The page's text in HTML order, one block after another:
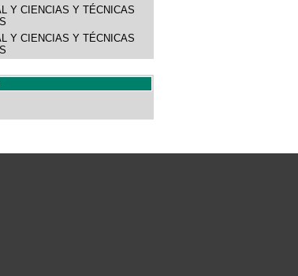
Y CIENCIAS Y TÉCNICAS
Y CIENCIAS Y TÉCNICAS